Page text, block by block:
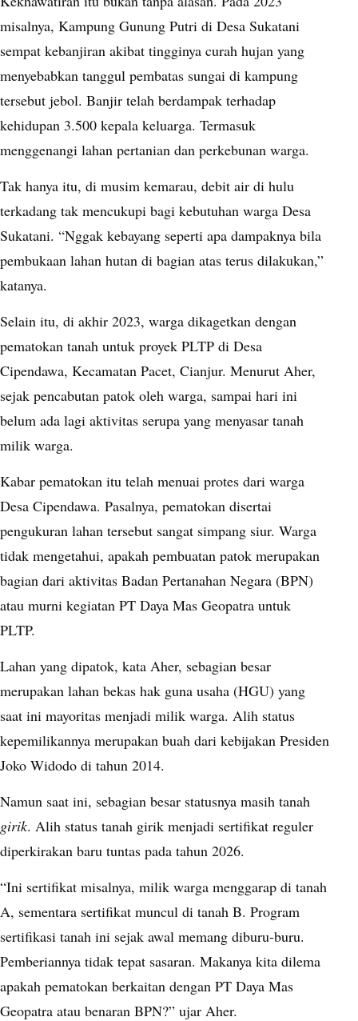
misalnya, Kampung Gunung Putri di Desa Sukatani
sempat kebanjiran akibat tingginya curah hujan yang
menyebabkan tanggul pembatas sungai di kampung
tersebut jebol. Banjir telah berdampak terhadap
kehidupan 3.500 kepala keluarga. Termasuk
menggenangi lahan pertanian dan perkebunan warga.
Tak hanya itu, di musim kemarau, debit air di hulu
terkadang tak mencukupi bagi kebutuhan warga Desa
Sukatani. “Nggak kebayang seperti apa dampaknya bila
pembukaan lahan hutan di bagian atas terus dilakukan,”
katanya.
Selain itu, di akhir 2023, warga dikagetkan dengan
pematokan tanah untuk proyek PLTP di Desa
Cipendawa, Kecamatan Pacet, Cianjur. Menurut Aher,
sejak pencabutan patok oleh warga, sampai hari ini
belum ada lagi aktivitas serupa yang menyasar tanah
milik warga.
Kabar pematokan itu telah menuai protes dari warga
Desa Cipendawa. Pasalnya, pematokan disertai
pengukuran lahan tersebut sangat simpang siur. Warga
tidak mengetahui, apakah pembuatan patok merupakan
bagian dari aktivitas Badan Pertanahan Negara (BPN)
atau murni kegiatan PT Daya Mas Geopatra untuk
PLTP.
Lahan yang dipatok, kata Aher, sebagian besar
merupakan lahan bekas hak guna usaha (HGU) yang
saat ini mayoritas menjadi milik warga. Alih status
kepemilikannya merupakan buah dari kebijakan Presiden
Joko Widodo di tahun 2014.
Namun saat ini, sebagian besar statusnya masih tanah
girik. Alih status tanah girik menjadi sertifikat reguler
diperkirakan baru tuntas pada tahun 2026.
“Ini sertifikat misalnya, milik warga menggarap di tanah
A, sementara sertifikat muncul di tanah B. Program
sertifikasi tanah ini sejak awal memang diburu-buru.
Pemberiannya tidak tepat sasaran. Makanya kita dilema
apakah pematokan berkaitan dengan PT Daya Mas
Geopatra atau benaran BPN?” ujar Aher.